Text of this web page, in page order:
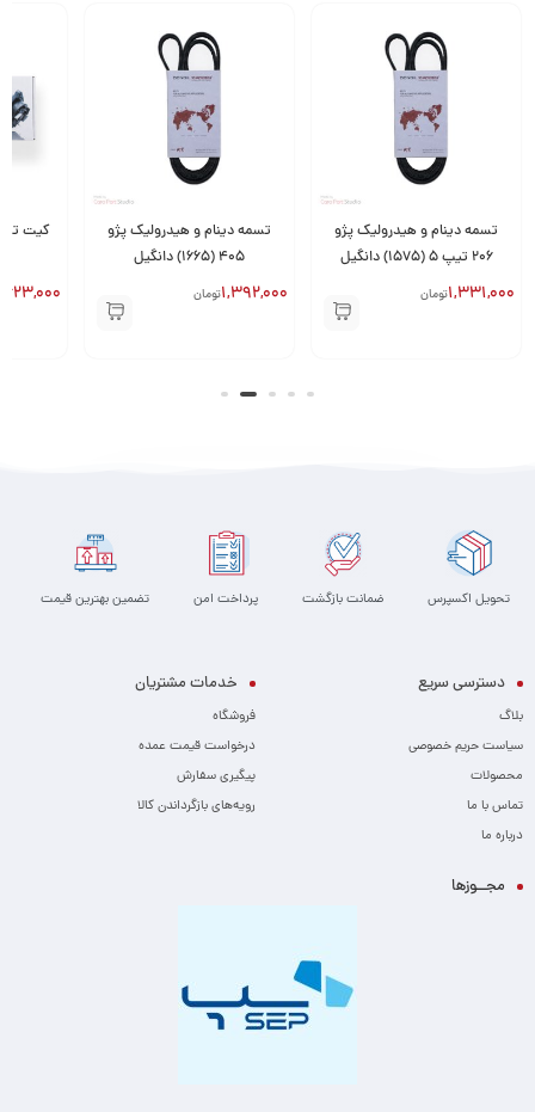
تسمه دینام و هیدرولیک پژو
206 تیپ 5 (1575) دانگیل
1,331,000تومان
تسمه دینام و هیدرولیک پژو
405 (1665) دانگیل
1,392,000تومان
تحویل اکسپرس ضمانت بازگشت پرداخت امن تضمین بهترین قیمت
دسترسی سریع
بلاگ
سیاست حریم خصوصی
محصولات
تماس با ما
درباره ما
خدمات مشتریان
فروشگاه
درخواست قیمت عمده
پیگیری سفارش
رویه‌های بازگرداندن کالا
مجــوزها